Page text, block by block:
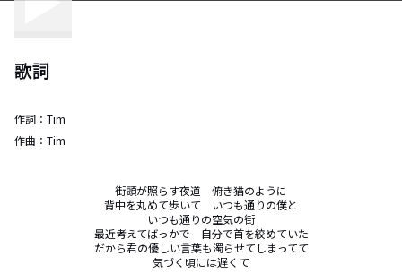
歌詞
作詞： Tim
作曲： Tim
街頭が照らす夜道　俯き猫のように
背中を丸めて歩いて　いつも通りの僕と
いつも通りの空気の街
最近考えてばっかで　自分で首を絞めていた
だから君の優しい言葉も濁らせてしまってて
気づく頃には遅くて